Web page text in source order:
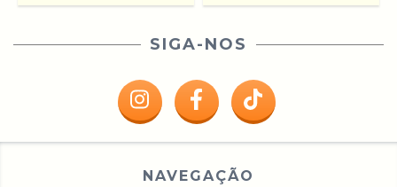
SIGA-NOS
NAVEGAÇÃO